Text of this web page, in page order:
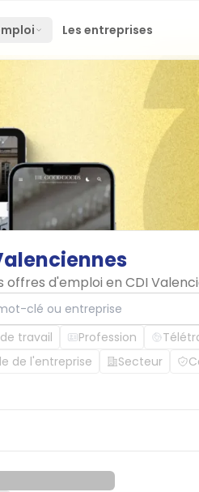
Les entreprises
offres d'emploi en CDI
clé ou entreprise
travail Profession
de l'entreprise Secteur